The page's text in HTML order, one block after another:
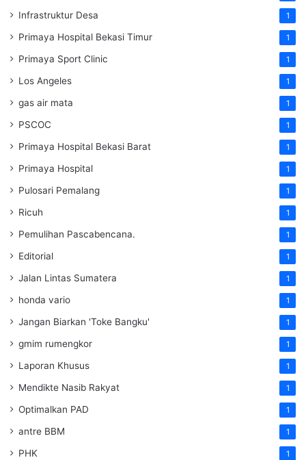
Infrastruktur Desa 1
Primaya Hospital Bekasi Timur 1
Primaya Sport Clinic 1
Los Angeles 1
gas air mata 1
PSCOC 1
Primaya Hospital Bekasi Barat 1
Primaya Hospital 1
Pulosari Pemalang 1
Ricuh 1
Pemulihan Pascabencana. 1
Editorial 1
Jalan Lintas Sumatera 1
honda vario 1
Jangan Biarkan 'Toke Bangku' 1
gmim rumengkor 1
Laporan Khusus 1
Mendikte Nasib Rakyat 1
Optimalkan PAD 1
antre BBM 1
PHK 1